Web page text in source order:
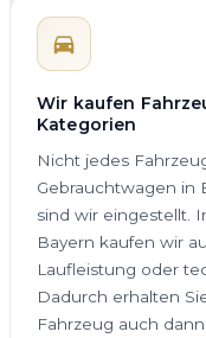
Wir kaufen
Kategorien
Nicht jedes
Gebrauchtwagen in
sind wir eingestellt.
Bayern kaufen wir
Laufleistung oder
Dadurch erhalten
Fahrzeug auch